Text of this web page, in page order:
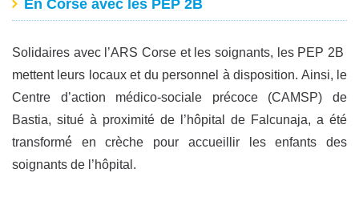
En Corse avec les PEP 2B
Solidaires avec l’ARS Corse et les soignants, les PEP 2B
mettent leurs locaux et du personnel à disposition. Ainsi, le
Centre d’action médico-sociale précoce (CAMSP) de
Bastia, situé à proximité de l’hôpital de Falcunaja, a été
transformé́ en crèche pour accueillir les enfants des
soignants de l’hôpital.